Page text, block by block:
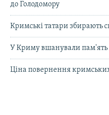
до Голодомору
Кримські татари збирають
У Криму вшанували пам'ять
Ціна повернення